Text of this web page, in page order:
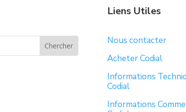
Liens Utiles
Nous contacter
Acheter Codial
Informations
Codial
Informations